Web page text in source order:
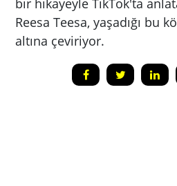
Reesa Teesa, yaşadığı bu
altına çeviriyor.